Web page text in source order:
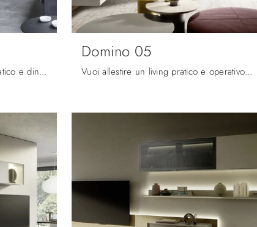
Vuoi arredare un soggiorno pratico e dinamico? Ecco a te la parete attrezzata Domino 06 Sangiacomo dalle linee decise moderne.
Domino 05
Vuoi allestire un living pratico e operativo? Ecco a te la parete attrezzata Domino 05 Sangiacomo dalle forme decise moderne.